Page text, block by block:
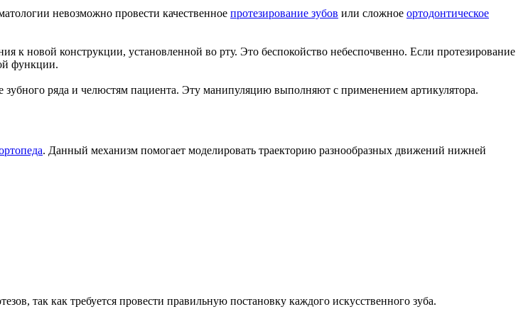
невозможно провести качественное протезирование зубов или сложное ортодонтическое
к новой конструкции, установленной во рту. Это беспокойство небеспочвенно. Если протезирование
функции.
ряда и челюстям пациента. Эту манипуляцию выполняют с применением артикулятора.
. Данный механизм помогает моделировать траекторию разнообразных движений нижней
так как требуется провести правильную постановку каждого искусственного зуба.